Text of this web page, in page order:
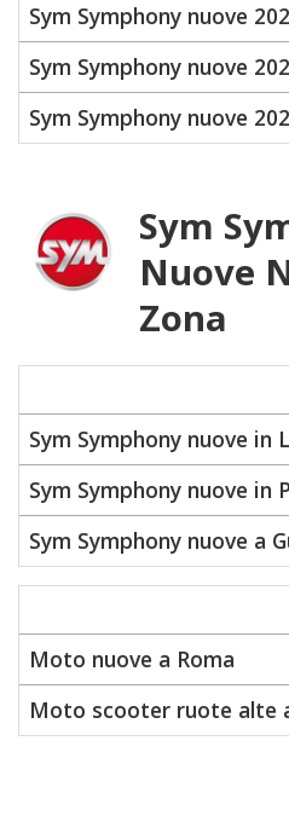
Sym Symphony nuove
Sym Symphony nuove
Sym Symphony nuove
Sym
Nuove
Zona
Sym Symphony nuove in
Sym Symphony nuove in
Sym Symphony nuove a
Moto nuove a Roma
Moto scooter ruote alte